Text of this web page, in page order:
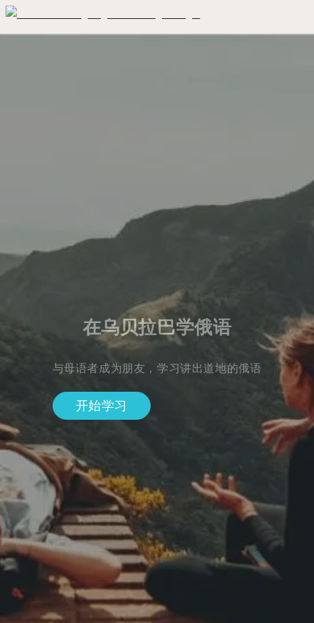
在乌贝拉巴学俄语
与母语者成为朋友，学习讲出道地的俄语
开始学习